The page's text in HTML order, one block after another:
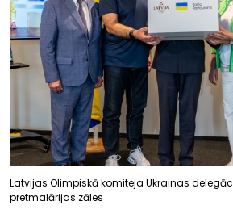
Latvijas Olimpiskā komiteja Ukrainas
pretmalārijas zāles